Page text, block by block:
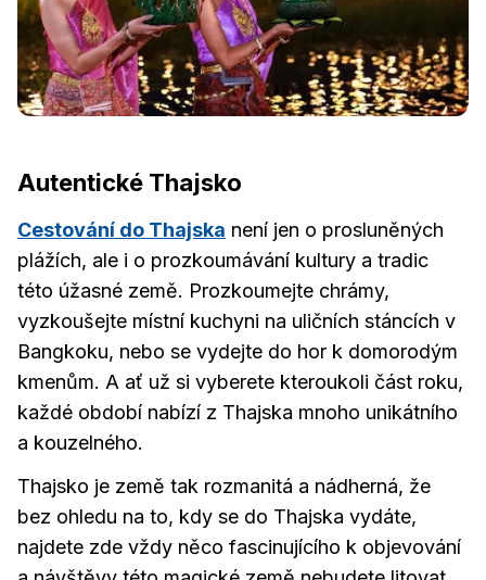
Autentické Thajsko
Cestování do Thajska není jen o prosluněných
plážích, ale i o prozkoumávání kultury a tradic
této úžasné země. Prozkoumejte chrámy,
vyzkoušejte místní kuchyni na uličních stáncích v
Bangkoku, nebo se vydejte do hor k domorodým
kmenům. A ať už si vyberete kteroukoli část roku,
každé období nabízí z Thajska mnoho unikátního
a kouzelného.
Thajsko je země tak rozmanitá a nádherná, že
bez ohledu na to, kdy se do Thajska vydáte,
najdete zde vždy něco fascinujícího k objevování